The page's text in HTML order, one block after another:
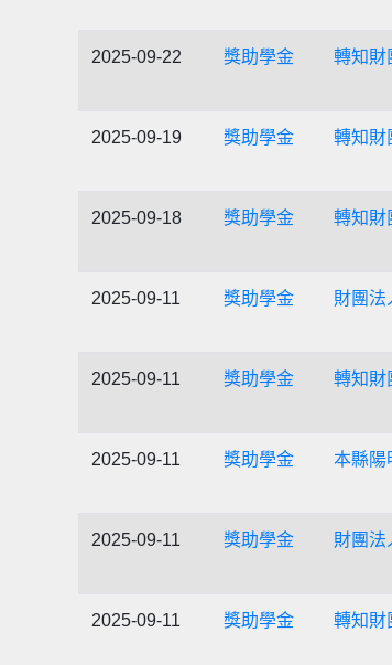
2025-09-22 獎助學金 轉知財
2025-09-19 獎助學金 轉知財
2025-09-18 獎助學金 轉知財
2025-09-11 獎助學金 財團法
2025-09-11 獎助學金 轉知財
2025-09-11 獎助學金 本縣陽
2025-09-11 獎助學金 財團法
2025-09-11 獎助學金 轉知財